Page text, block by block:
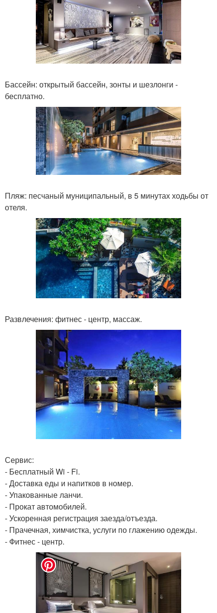
Бассейн: открытый бассейн, зонты и шезлонги -
бесплатно.
Пляж: песчаный муниципальный, в 5 минутах ходьбы от
отеля.
Развлечения: фитнес - центр, массаж.
Сервис:
- Бесплатный Wi - Fi.
- Доставка еды и напитков в номер.
- Упакованные ланчи.
- Прокат автомобилей.
- Ускоренная регистрация заезда/отъезда.
- Прачечная, химчистка, услуги по глажению одежды.
- Фитнес - центр.